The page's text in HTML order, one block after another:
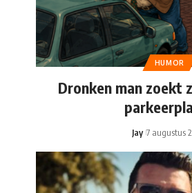
HUMOR
Dronken man zoekt
Jay 7 augustus